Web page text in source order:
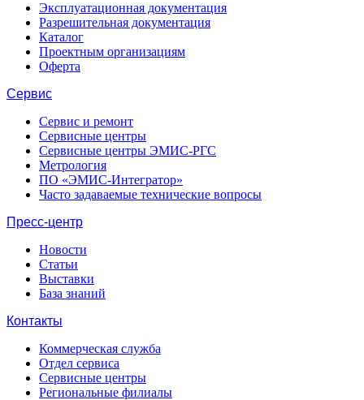
Эксплуатационная документация
Разрешительная документация
Каталог
Проектным организациям
Оферта
Сервис
Сервис и ремонт
Сервисные центры
Сервисные центры ЭМИС-РГС
Метрология
ПО «ЭМИС-Интегратор»
Часто задаваемые технические вопросы
Пресс-центр
Новости
Статьи
Выставки
База знаний
Контакты
Коммерческая служба
Отдел сервиса
Сервисные центры
Региональные филиалы